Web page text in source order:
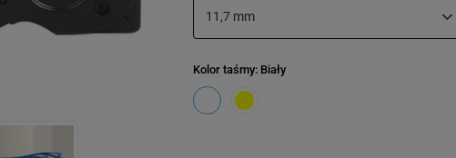
11,7 mm
Kolor taśmy: Biały